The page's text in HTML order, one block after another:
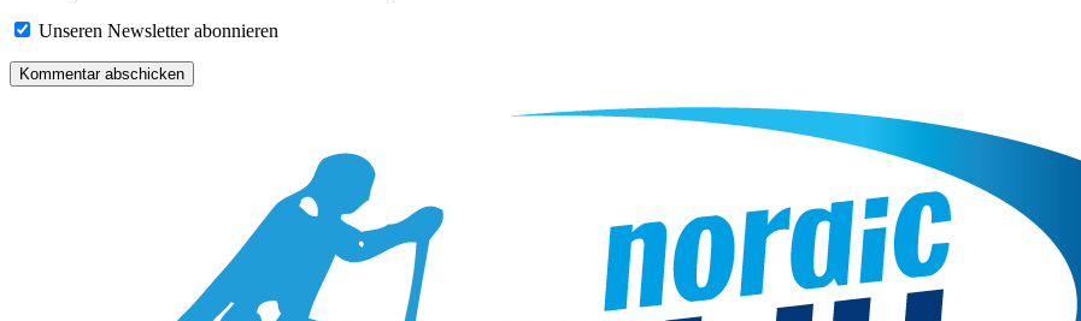
Unseren Newsletter abonnieren